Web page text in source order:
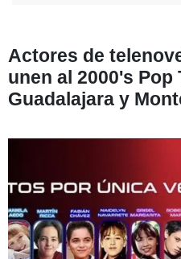
Actores de
unen al 2000's Pop
Guadalajara y